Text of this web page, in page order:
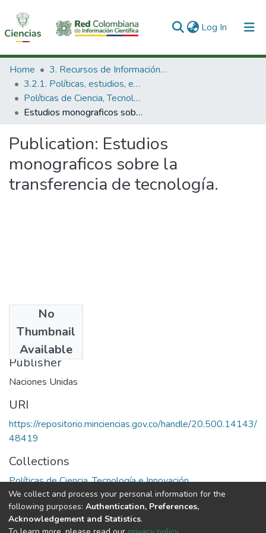
Log In (current)
Communities & Collections
All of DSpace
Statistics
Home
3. Recursos de Información Científica y Tecnológica
3.2.1. Políticas, estudios, evaluaciones e indicadores de CTeI
Políticas de Ciencia, Tecnología e Innovación
Estudios monograficos sobre la transferencia de tecnología.
Publication: Estudios
monograficos sobre la
transferencia de tecnología.
No
Thumbnail
Available
1978
Publisher
Naciones Unidas
URI
https://repositorio.minciencias.gov.co/handle/20.500.14143/
48419
Collections
Políticas de Ciencia, Tecnología e Innovación
Full item page
We collect and process your personal information for the
following purposes: Authentication, Preferences,
Acknowledgement and Statistics.